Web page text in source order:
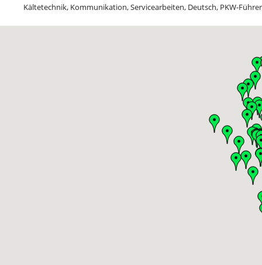
Kältetechnik, Kommunikation, Servicearbeiten, Deutsch, PKW-